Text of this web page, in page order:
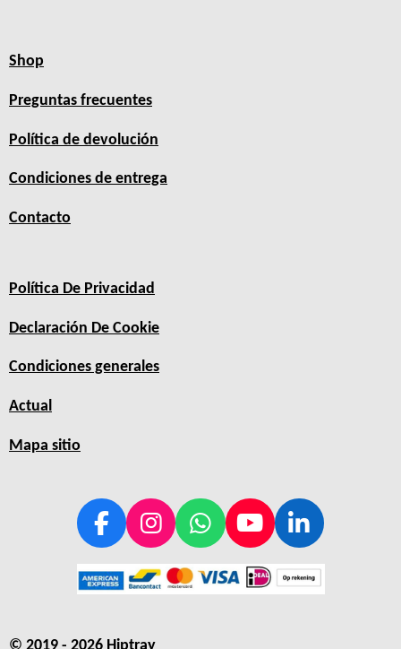
Shop
Preguntas frecuentes
Política de devolución
Condiciones de entrega
Contacto
Política De Privacidad
Declaración De Cookie
Condiciones generales
Actual
Mapa sitio
F
c
I
s
W
a
Y
u
L
n